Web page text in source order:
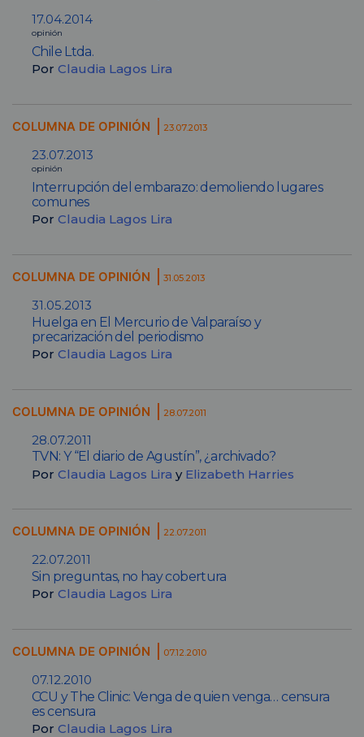
17.04.2014
opinión
Chile Ltda.
Por Claudia Lagos Lira
COLUMNA DE OPINIÓN 23.07.2013
23.07.2013
opinión
Interrupción del embarazo: demoliendo lugares
comunes
Por Claudia Lagos Lira
COLUMNA DE OPINIÓN 31.05.2013
31.05.2013
Huelga en El Mercurio de Valparaíso y
precarización del periodismo
Por Claudia Lagos Lira
COLUMNA DE OPINIÓN 28.07.2011
28.07.2011
TVN: Y “El diario de Agustín”, ¿archivado?
Por Claudia Lagos Lira y Elizabeth Harries
COLUMNA DE OPINIÓN 22.07.2011
22.07.2011
Sin preguntas, no hay cobertura
Por Claudia Lagos Lira
COLUMNA DE OPINIÓN 07.12.2010
07.12.2010
CCU y The Clinic: Venga de quien venga… censura
es censura
Por Claudia Lagos Lira